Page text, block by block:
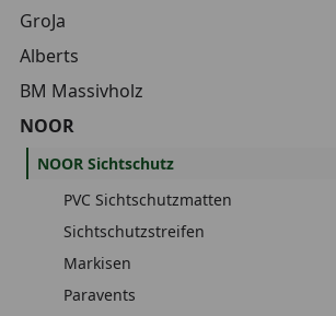
GroJa
Alberts
BM Massivholz
NOOR
NOOR Sichtschutz
PVC Sichtschutzmatten
Sichtschutzstreifen
Markisen
Paravents